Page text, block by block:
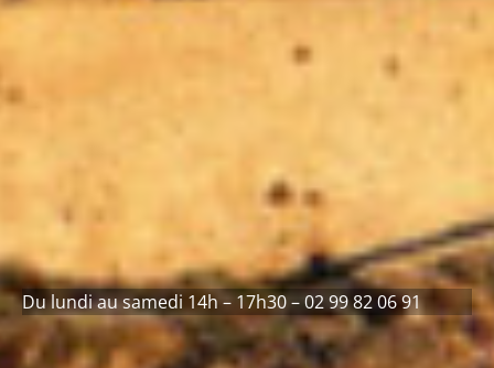
Du lundi au samedi 14h – 17h30 – 02 99 82 06 91